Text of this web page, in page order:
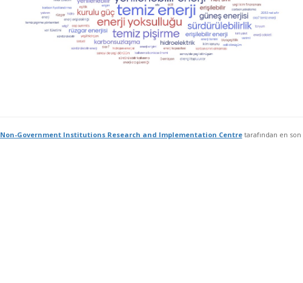
Non-Government Institutions Research and Implementation Centretarafından en son